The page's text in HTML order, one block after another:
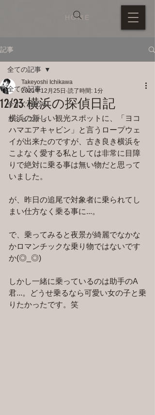
HOME
記事
全ての記事
今すぐ始める
コミュニティ
全ての記事
12/23 横浜の探偵日記
Takeyoshi Ichikawa
2021年12月25日 読了時間: 1分
横浜の新しい観光スポットに、「ヨコ
ハマエアキャビン」と言うロープウェ
イが出来たのですが、古き良き横浜を
こよなく愛する私としては非常に目障
りで絶対に乗る事は無い物だと思って
いました。
が、昨日の追尾で対象者に乗られてし
まい仕方なく乗る事に...。
で、乗ってみると夜景が綺麗でなかな
かロマンチックな乗り物ではないです
か(◎_◎)
しかし一緒に乗っているのは助手のA
君...。どうせ乗るなら可愛い女の子と乗
りたかったです。笑